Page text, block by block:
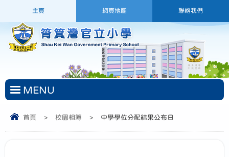
主頁 網頁地圖 聯絡我們
MENU
首頁 > 校園相簿 > 中學學位分配結果公布日